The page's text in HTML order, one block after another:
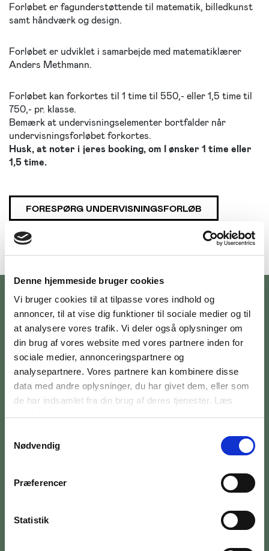
Denne hjemmeside bruger cookies
Vi bruger cookies til at tilpasse vores indhold og
annoncer, til at vise dig funktioner til sociale medier og til
at analysere vores trafik. Vi deler også oplysninger om
din brug af vores website med vores partnere inden for
sociale medier, annonceringspartnere og
analysepartnere. Vores partnere kan kombinere disse
data med andre oplysninger, du har givet dem, eller som
de har indsamlet fra din brug af deres tjenester. Læs
Nødvendig
Præferencer
Statistik
Forløbet er fagunderstøttende til matematik, billedkunst
samt håndværk og design.
Forløbet er udviklet i samarbejde med matematiklærer
Anders Methmann.
Forløbet kan forkortes til 1 time til 550,- eller 1,5 time til
750,- pr. klasse.
Bemærk at undervisningselementer bortfalder når
undervisningsforløbet forkortes.
Husk, at noter i jeres booking, om I ønsker 1 time eller
1,5 time.
FORESPØRG UNDERVISNINGSFORLØB
HOLD DIG OPDATERET OM
NYHEDER OG
UNDERVISNINGSTILBUD
Dit navn
JA, TAK TIL NYHEDER